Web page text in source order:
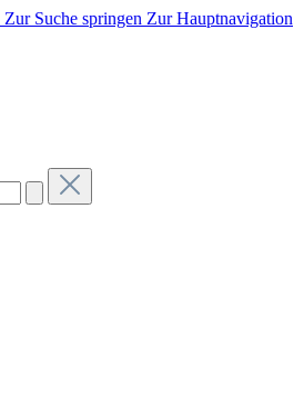
Zur Suche springen Zur Hauptnavigation